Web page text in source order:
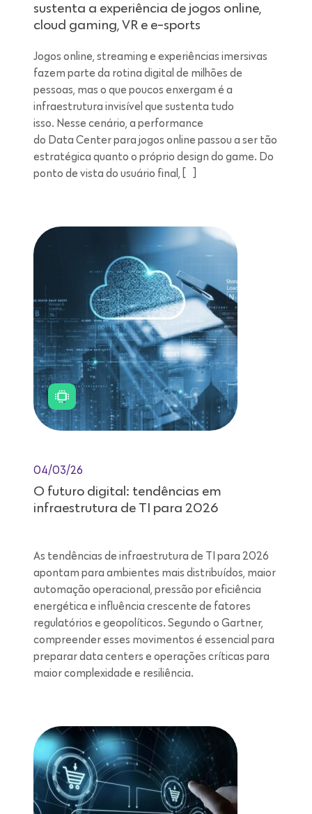
sustenta a experiência de jogos online,
cloud gaming, VR e e-sports
Jogos online, streaming e experiências imersivas
fazem parte da rotina digital de milhões de
pessoas, mas o que poucos enxergam é a
infraestrutura invisível que sustenta tudo
isso. Nesse cenário, a performance
do Data Center para jogos online passou a ser tão
estratégica quanto o próprio design do game. Do
ponto de vista do usuário final, […]
04/03/26
O futuro digital: tendências em
infraestrutura de TI para 2026
As tendências de infraestrutura de TI para 2026
apontam para ambientes mais distribuídos, maior
automação operacional, pressão por eficiência
energética e influência crescente de fatores
regulatórios e geopolíticos. Segundo o Gartner,
compreender esses movimentos é essencial para
preparar data centers e operações críticas para
maior complexidade e resiliência.